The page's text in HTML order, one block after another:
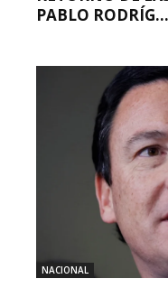
PABLO RODRÍG...
NACIONAL